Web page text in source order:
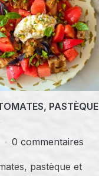
PASTÈQUE
0 commentaires
pastèque et